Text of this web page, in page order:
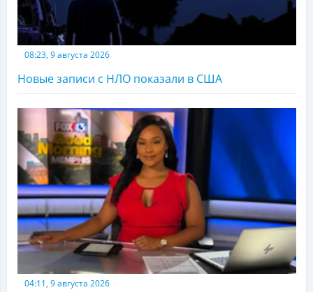
08:23, 9 августа 2026
Новые записи с НЛО показали в США
04:11, 9 августа 2026